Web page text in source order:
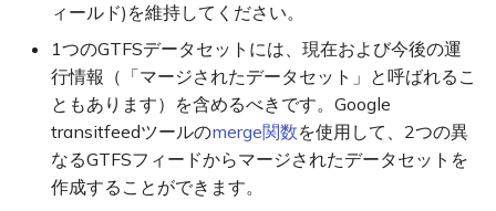
います。ソフトウェアサー
ビス提供者やベンダーがこ
れらのベストプラクティス
に従うようにするには、ど
のような手順を踏めばよい
ですか？
ィールド)を維持してください。
1つのGTFSデータセットには、現在および今後の運
行情報（「マージされたデータセット」と呼ばれるこ
ともあります）を含めるべきです。Google
transitfeedツールのmerge関数を使用して、2つの異
なるGTFSフィードからマージされたデータセットを
作成することができます。